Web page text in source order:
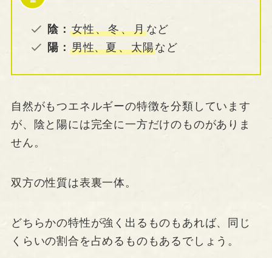
陰： 女性、冬、月など
陽： 男性、夏、太陽など
自然がもつエネルギーの特徴を分類しています
が、陰と陽には完全に一方だけのものがありま
せん。
双方の性質は表裏一体。
どちらかの特性が強く出るものもあれば、同じ
くらいの割合を占めるものもあるでしょう。